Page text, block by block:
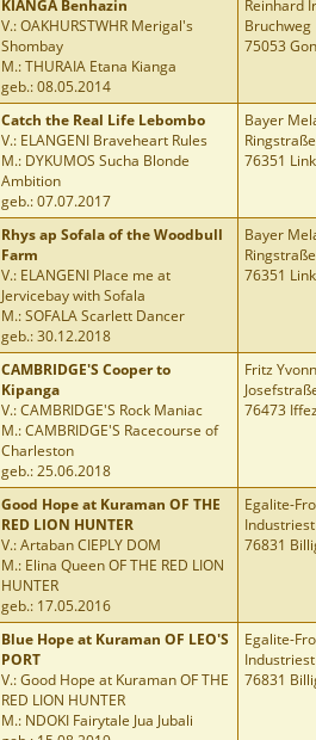
KIANGA Benhazin
V.: OAKHURSTWHR Merigal's
Shombay
M.: THURAIA Etana Kianga
geb.: 08.05.2014
Reinhard
Bruchweg
75053
Catch the Real Life Lebombo
V.: ELANGENI Braveheart Rules
M.: DYKUMOS Sucha Blonde
Ambition
geb.: 07.07.2017
Bayer
76351
Rhys ap Sofala of the Woodbull
Farm
V.: ELANGENI Place me at
Jervicebay with Sofala
M.: SOFALA Scarlett Dancer
geb.: 30.12.2018
Bayer
76351
CAMBRIDGE'S Cooper to
Kipanga
V.: CAMBRIDGE'S Rock Maniac
M.: CAMBRIDGE'S Racecourse of
Charleston
geb.: 25.06.2018
Fritz
76473
Good Hope at Kuraman OF THE
RED LION HUNTER
V.: Artaban CIEPLY DOM
M.: Elina Queen OF THE RED LION
HUNTER
geb.: 17.05.2016
Egalite-
76831
Blue Hope at Kuraman OF LEO'S
PORT
V.: Good Hope at Kuraman OF THE
RED LION HUNTER
M.: NDOKI Fairytale Jua Jubali
Egalite-
76831